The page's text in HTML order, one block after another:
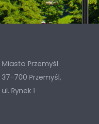
Miasto Przemyśl
37-700 Przemyśl,
ul. Rynek 1